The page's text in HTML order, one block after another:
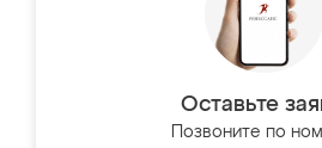
Оставьте
Позвоните по